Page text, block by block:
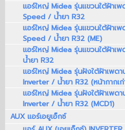
แอร์ใหญ่ Midea รุ่นแขวนใต้ฝ้าเ
Speed / น้ำยา R32
แอร์ใหญ่ Midea รุ่นแขวนใต้ฝ้าเ
Speed / น้ำยา R32 (ME)
แอร์ใหญ่ Midea รุ่นแขวนใต้ฝ้าเ
น้ำยา R32
แอร์ใหญ่ Midea รุ่นฝังใต้ฝ้าเพด
Inverter / น้ำยา R32 (หน้ากากเก่
แอร์ใหญ่ Midea รุ่นฝังใต้ฝ้าเพด
Inverter / น้ำยา R32 (MCD1)
AUX แอร์เอยูเอ็กซ์